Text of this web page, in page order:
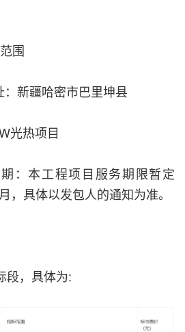
围
新疆哈密市巴里坤县
光热项目
：本工程项目服务期限暂定
，具体以发包人的通知为准。
段，具体为: